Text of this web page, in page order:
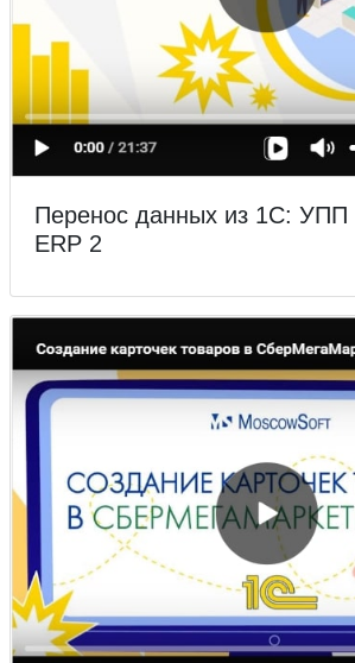
Перенос данных из 1С: УПП
ERP 2